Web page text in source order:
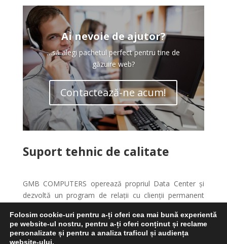
Ai nevoie de ajutor?
…să alegi pachetul perfect pentru tine de
găzuire web?
Contactează-ne acum!
Suport tehnic de calitate
GMB COMPUTERS operează propriul Data Center și
dezvoltă un program de relații cu clienții permanent
ale clienților. Ceea ce ne diferențiază însă total de
concurență este serviciul de suport eficient și rapid,
consultanță tehnică și de securitate a informației de
Folosim cookie-uri pentru a-ți oferi cea mai bună experientă
pe website-ul nostru, pentru a-ți oferi conținut și reclame
personalizate și pentru a analiza traficul și audiența
website-ului.